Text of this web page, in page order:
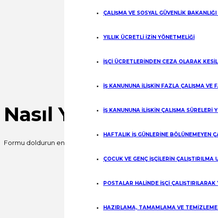
ÇALIŞMA VE SOSYAL GÜVENLİK
YILLIK ÜCRETLİ İZİN YÖNETMELİĞİ
İŞÇİ ÜCRETLERİNDEN CEZA OLARAK
İŞ KANUNUNA İLİŞKİN FAZLA ÇALIŞMA VE
İŞ KANUNUNA İLİŞKİN ÇALIŞMA SÜRELERİ
HAFTALIK İŞ GÜNLERİNE BÖLÜNEMEYEN
ÇOCUK VE GENÇ İŞÇİLERİN
POSTALAR HALİNDE İŞÇİ
HAZIRLAMA, TAMAMLAMA VE TEMİZLEME
Nasıl Yardımcı
Formu doldurun en kısa sürede sizinle iletişime geçelim.
Fill out this field
Fill out this field
Fill out this field